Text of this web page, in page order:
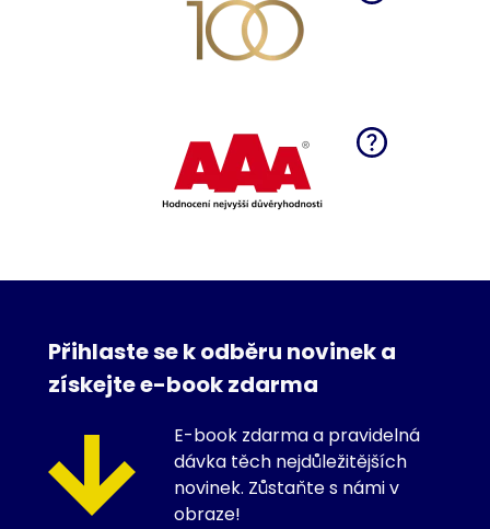
Přihlaste se k odběru novinek a
získejte e-book zdarma
E-book zdarma a pravidelná
dávka těch nejdůležitějších
novinek. Zůstaňte s námi v
obraze!